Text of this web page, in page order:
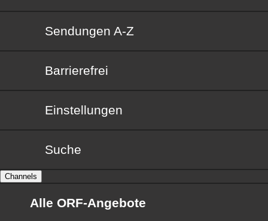
Sendungen von A bis Z
Sendungen A-Z
Barrierefrei
Barrierefrei
Einstellungen
Suche
Channels
Alle ORF-Angebote